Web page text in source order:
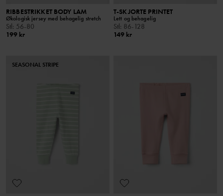
RIBBESTRIKKET BODY LAM
Økologisk jersey med behagelig stretch
Stl: 56-80
199 kr
T-SKJORTE PRINTET
Lett og behagelig
Stl: 86-128
149 kr
SEASONAL STRIPE